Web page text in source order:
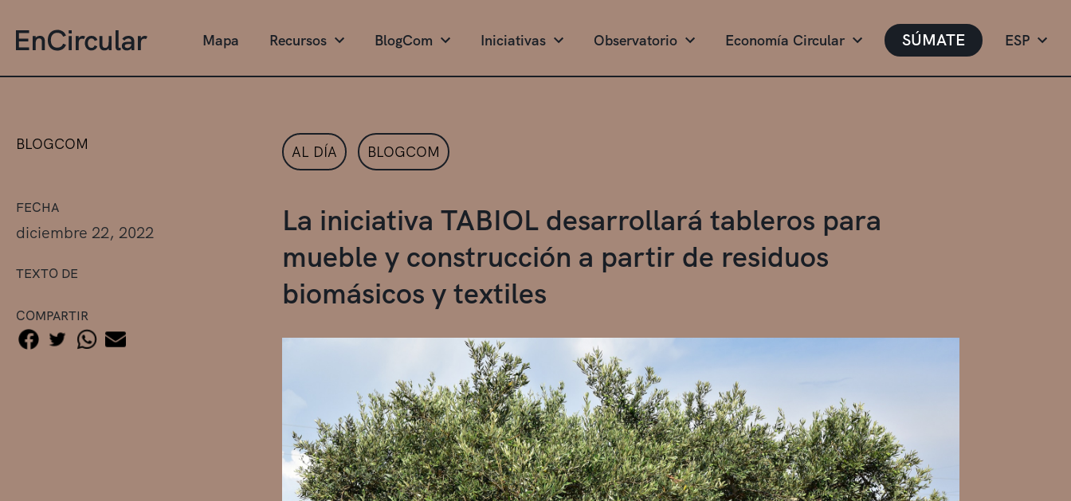
Mapa Recursos BlogCom Iniciativas Observatorio Economía Circular SÚMATE ESP
BLOGCOM
FECHA
diciembre 22, 2022
TEXTO DE
COMPARTIR
AL DÍA BLOGCOM
La iniciativa TABIOL desarrollará tableros para
mueble y construcción a partir de residuos
biomásicos y textiles